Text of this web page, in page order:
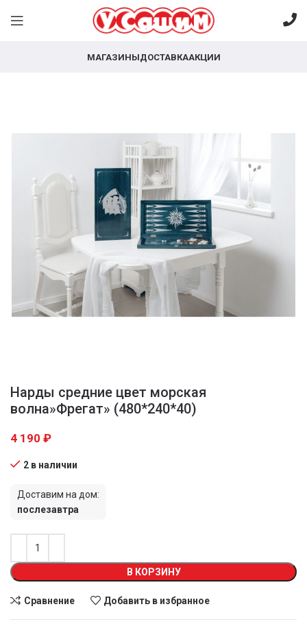
МАГАЗИНЫДОСТАВКААКЦИИ
Нарды средние цвет морская
волна»Фрегат» (480*240*40)
4 190 ₽
2 в наличии
Доставим на дом:
послезавтра
В КОРЗИНУ
Сравнение Добавить в избранное